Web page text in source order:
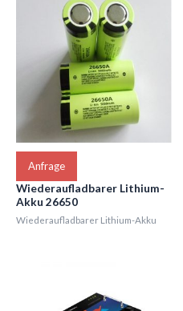
Anfrage
Wiederaufladbarer Lithium-
Akku 26650
Wiederaufladbarer Lithium-Akku